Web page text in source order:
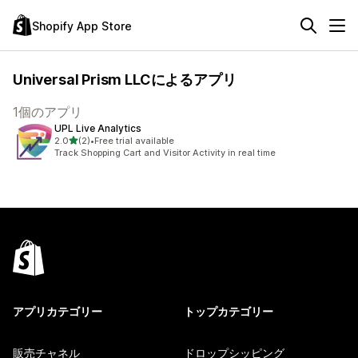
Shopify App Store
Universal Prism LLCによるアプリ
1個のアプリ
UPL Live Analytics
2.05つ星中
(2)
合計レビュー数：2件
•Free trial available
Track Shopping Cart and Visitor Activity in real time
アプリカテゴリー
販売チャネル
トップカテゴリー
ドロップシッピング